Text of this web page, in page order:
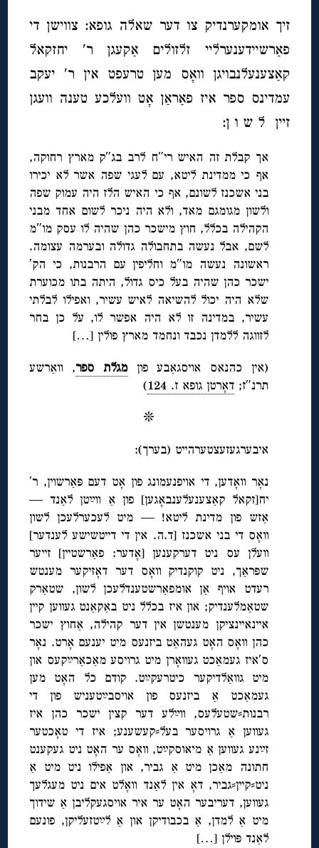
זיך אומקערנדיק צו דער שאלה גופא: צווישן די
פאַרשיידענערליי זלזולים אַקעגן ר′ יחזקאל
קאַצענעלנבויגן וואָס מען טרעפט אין ר′ יעקב
עמדינס ספר איז פאַראַן אָט וועלכע טענה וועגן
זיין ל ש ו ן:
אך קבלת זה האיש רי″ח לרב בג″ק מארץ רחוקה,
אף כי ממדינת ליטא, עם לעגי שפה אשר לא יכירו
בני אשכנז לשונם, אף כי האיש הלז היה עמוק שפה
ולשון מגומגם מאד, ולא היה ניכר לשום אחד מבני
הקהילה בכלל, חוץ מישכר כהן שהיה לו עסק מו″מ
לשם, אבל נעשה בתחבולה גדולה ובערמה עצומה.
ראשונה נעשה מו″מ וחליפין עם הרבנות, כי הק′
ישכר כהן שהיה בעל כיס גדול, היתה בתו מכוערת
שלא היה יכול להשיאה לאיש עשיר, ואפילו לבלתי
עשיר, במדינה זו לא היה אפשר לו, על כן בחר
לזווגה ללמדן נכבד ונחמד מארץ פולין […]
(אין כהנאס אויסגאַבע פוןמגלת ספר, וואַרשע
תרנ″ז;דאָרטן גופא ז. 124
)
❊
איבערגעזעצטערהייט (בערך):
נאָר וואָדען, די אויפנעמונג פון אָט דעם פּאַרשוין, ר′
יח[זקאל קאַצענעלענבאָגען] פון אַ ווײַטן לאַנד —
אַזש פון מדינת ליטא! — מיט לעכערלעכן לשון
וואָס די בני אשכנז [ד.ה. אין די דייטשישע לענדער]
וועלן עס ניט דערקענען [אָדער: פאַרשטיין] זייער
שפּראַך, ניט קוקנדיק וואָס דער דאָזיקער מענטש
רעדט אויף אַן אומפאַרשטענדלעכן לשון, שטאַרק
שטאַמלענדיק; און איז בכלל ניט באַקאַנט געווען קיין
איינאיינציקן מענטשן אין דער קהילה, אַחוץ ישכר
כהן וואָס האָט געהאַט ביזנעס מיט יענעם אָרט. נאָר
ס′איז געמאַכט געוואָרן מיט גרויסע מאַכאַרײַקעס און
מיט גוואַלדיקער כיטרעקײַט. קודם כל האָט מען
געמאַכט אַ ביזנעס פון אויסבײַטעניש פון די
רבנות⸗שטעלעס, ווײַלע דער קצין ישכר כהן איז
געווען אַ גרויסער בעל⸗קעשענע; איז די טאָכטער
זײַנע געווען אַ מיאוסקײַט, וואָס ער האָט ניט געקענט
חתונה מאַכן מיט אַ גביר, און אַפילו ניט מיט אַ
ניט⸗קיין⸗גביר, דאָ אין לאַנד וואָלט אים ניט מעגלעך
געווען, דעריבער האָט ער איר אויסגעקליבן אַ שידוך
מיט אַ למדן, אַ בכבודיקן און אַ לײַטזעליקן, פונעם
לאַנד פּוילן […]